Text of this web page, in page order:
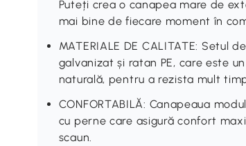
Puteți crea o canapea mare de
mai bine de fiecare moment în
MATERIALE DE CALITATE: Setul
galvanizat și ratan PE, care este
naturală, pentru a rezista mult
CONFORTABILĂ: Canapeaua
cu perne care asigură confort
scaun.